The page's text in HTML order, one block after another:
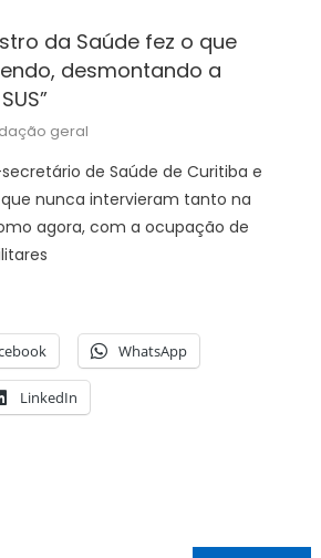
da Saúde fez o que
desmontando a
geral
de Saúde de Curitiba e
que nunca intervieram tanto na
agora, com a ocupação de
WhatsApp
LinkedIn